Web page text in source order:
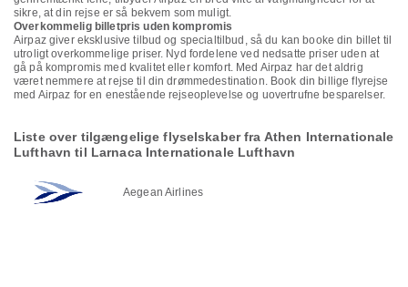
sikre, at din rejse er så bekvem som muligt.
Overkommelig billetpris uden kompromis
Airpaz giver eksklusive tilbud og specialtilbud, så du kan booke din billet til
utroligt overkommelige priser. Nyd fordelene ved nedsatte priser uden at
gå på kompromis med kvalitet eller komfort. Med Airpaz har det aldrig
været nemmere at rejse til din drømmedestination. Book din billige flyrejse
med Airpaz for en enestående rejseoplevelse og uovertrufne besparelser.
Liste over tilgængelige flyselskaber fra Athen Internationale
Lufthavn til Larnaca Internationale Lufthavn
Aegean Airlines